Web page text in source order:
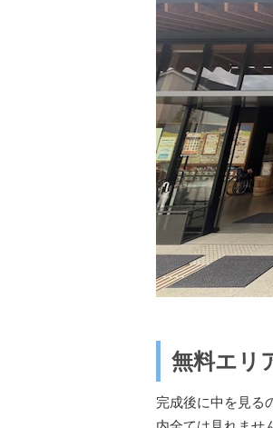
無料エリ
完成後に中を見る